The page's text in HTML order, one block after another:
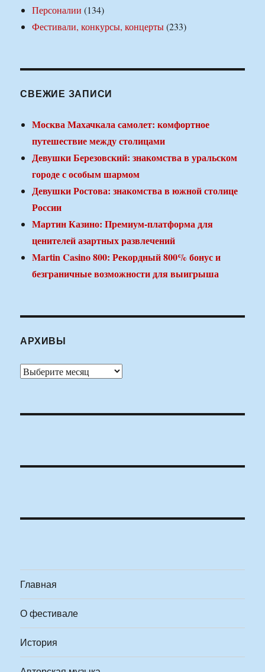
Персоналии (134)
Фестивали, конкурсы, концерты(233)
СВЕЖИЕ ЗАПИСИ
Москва Махачкала самолет: комфортное
путешествие между столицами
Девушки Березовский: знакомства в уральском
городе с особым шармом
Девушки Ростова: знакомства в южной столице
России
Мартин Казино: Премиум-платформа для
ценителей азартных развлечений
Martin Casino 800: Рекордный 800% бонус и
безграничные возможности для выигрыша
АРХИВЫ
Архивы
Главная
О фестивале
История